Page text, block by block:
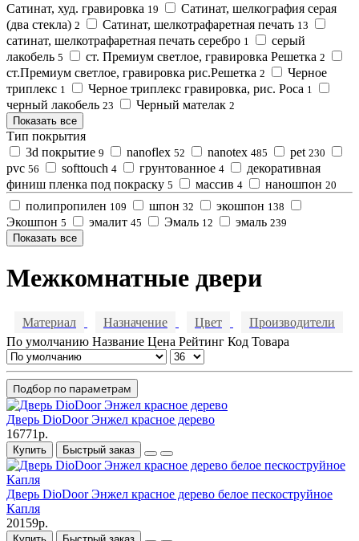
Сатинат, худ. гравировка 19
Сатинат, шелкография серая
(два стекла) 2 Сатинат, шелкотрафаретная печать 13
сатинат, шелкотрафаретная печать серебро 1
серый
лакобель 5 ст. Премиум светлое, гравировка Решетка 2
ст.Премиум светлое, гравировка рис.Решетка 2
Черное
триплекс 1 Черное триплекс гравировка, рис. Роса 1
черный лакобель 23 Черный мателак 2
Показать все
Тип покрытия
3d покрытие 9 nanoflex 52 nanotex 485 pet 230
pvc 56 softtouch 4 грунтованное 4
декоративная
финиш пленка под покраску 5 массив 4 наношпон 20
полипропилен 109 шпон 32 экошпон 138
Экошпон 5 эмалит 45 Эмаль 12 эмаль 239
Показать все
Межкомнатные двери
Материал Назначение Цвет
Производители
По умолчанию Название Цена Рейтинг Код Товара
Подбор по параметрам
Дверь DioDoor Энжел красное дерево
16771р.
Купить Быстрый заказ
Дверь DioDoor Энжел красное дерево белое пескоструйное
Капля
20159р.